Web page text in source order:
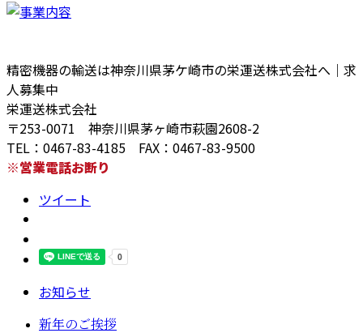
精密機器の輸送は神奈川県茅ケ崎市の栄運送株式会社へ｜求
人募集中
栄運送株式会社
〒253-0071 神奈川県茅ヶ崎市萩園2608-2
TEL：0467-83-4185 FAX：0467-83-9500
※営業電話お断り
ツイート
お知らせ
新年のご挨拶